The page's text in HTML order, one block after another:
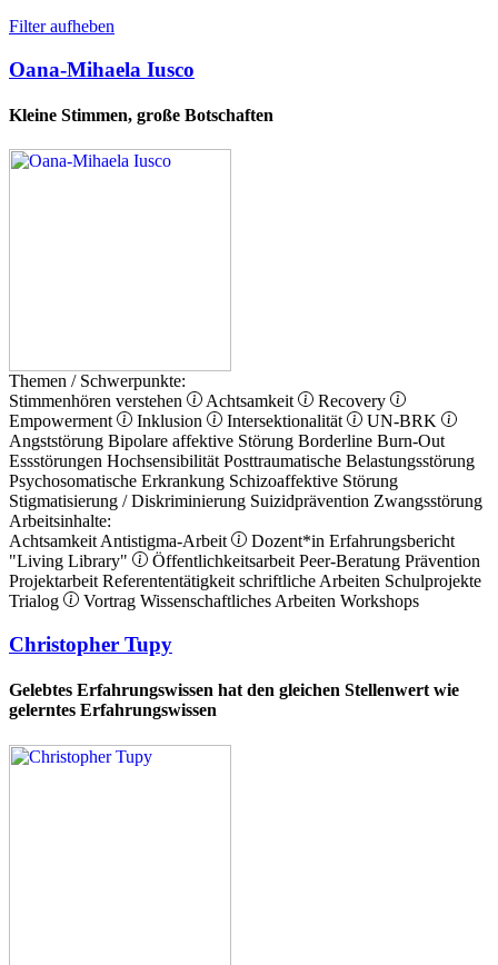
Filter aufheben
Oana-Mihaela Iusco
Kleine Stimmen, große Botschaften
Themen / Schwerpunkte:
Stimmenhören verstehen
Achtsamkeit
Recovery
Empowerment
Inklusion Intersektionalität
UN-BRK
Angststörung Bipolare affektive Störung Borderline Burn-Out
Essstörungen Hochsensibilität Posttraumatische Belastungsstörung
Psychosomatische Erkrankung Schizoaffektive Störung
Stigmatisierung / Diskriminierung Suizidprävention Zwangsstörung
Arbeitsinhalte:
Achtsamkeit Antistigma-Arbeit Dozent*in Erfahrungsbericht
"Living Library"
Öffentlichkeitsarbeit Peer-Beratung Prävention
Projektarbeit Referententätigkeit schriftliche Arbeiten Schulprojekte
Trialog
Vortrag Wissenschaftliches Arbeiten Workshops
Christopher Tupy
Gelebtes Erfahrungswissen hat den gleichen Stellenwert wie
gelerntes Erfahrungswissen